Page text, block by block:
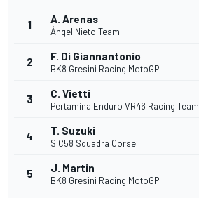
1 A. Arenas
Ángel Nieto Team
2 F. Di Giannantonio
BK8 Gresini Racing MotoGP
3 C. Vietti
Pertamina Enduro VR46 Racing Team
4 T. Suzuki
SIC58 Squadra Corse
5 J. Martin
BK8 Gresini Racing MotoGP